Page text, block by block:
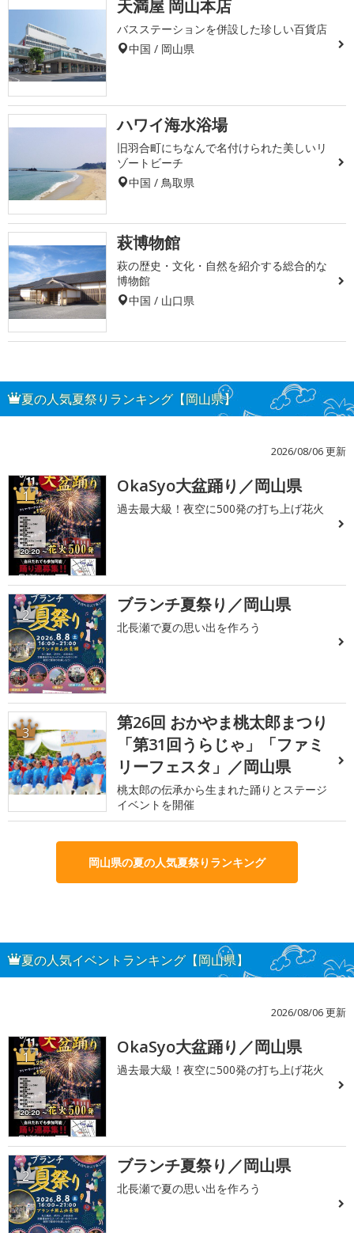
天満屋 岡山本店
バスステーションを併設した珍しい百貨店
中国 / 岡山県
ハワイ海水浴場
旧羽合町にちなんで名付けられた美しいリ
ゾートビーチ
中国 / 鳥取県
萩博物館
萩の歴史・文化・自然を紹介する総合的な
博物館
中国 / 山口県
夏の人気夏祭りランキング【岡山県】
2026/08/06 更新
1 OkaSyo大盆踊り／岡山県
過去最大級！夜空に500発の打ち上げ花火
2 ブランチ夏祭り／岡山県
北長瀬で夏の思い出を作ろう
3
第26回 おかやま桃太郎まつり
「第31回うらじゃ」「ファミ
リーフェスタ」／岡山県
桃太郎の伝承から生まれた踊りとステージ
イベントを開催
岡山県の夏の人気夏祭りランキング
夏の人気イベントランキング【岡山県】
2026/08/06 更新
1 OkaSyo大盆踊り／岡山県
過去最大級！夜空に500発の打ち上げ花火
2 ブランチ夏祭り／岡山県
北長瀬で夏の思い出を作ろう